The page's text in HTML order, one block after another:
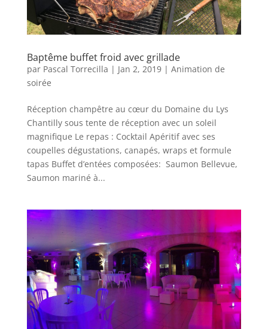
Baptême buffet froid avec grillade
par Pascal Torrecilla | Jan 2, 2019| Animation de
soirée
Réception champêtre au cœur du Domaine du Lys
Chantilly sous tente de réception avec un soleil
magnifique Le repas : Cocktail Apéritif avec ses
coupelles dégustations, canapés, wraps et formule
tapas Buffet d’entées composées: Saumon Bellevue,
Saumon mariné à...